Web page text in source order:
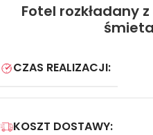
Fotel rozkładany
CZAS REALIZACJI:
KOSZT DOSTAWY: